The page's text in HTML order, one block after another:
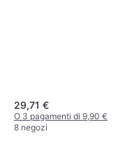
29,71 €
O 3 pagamenti di 9,90 €
8 negozi